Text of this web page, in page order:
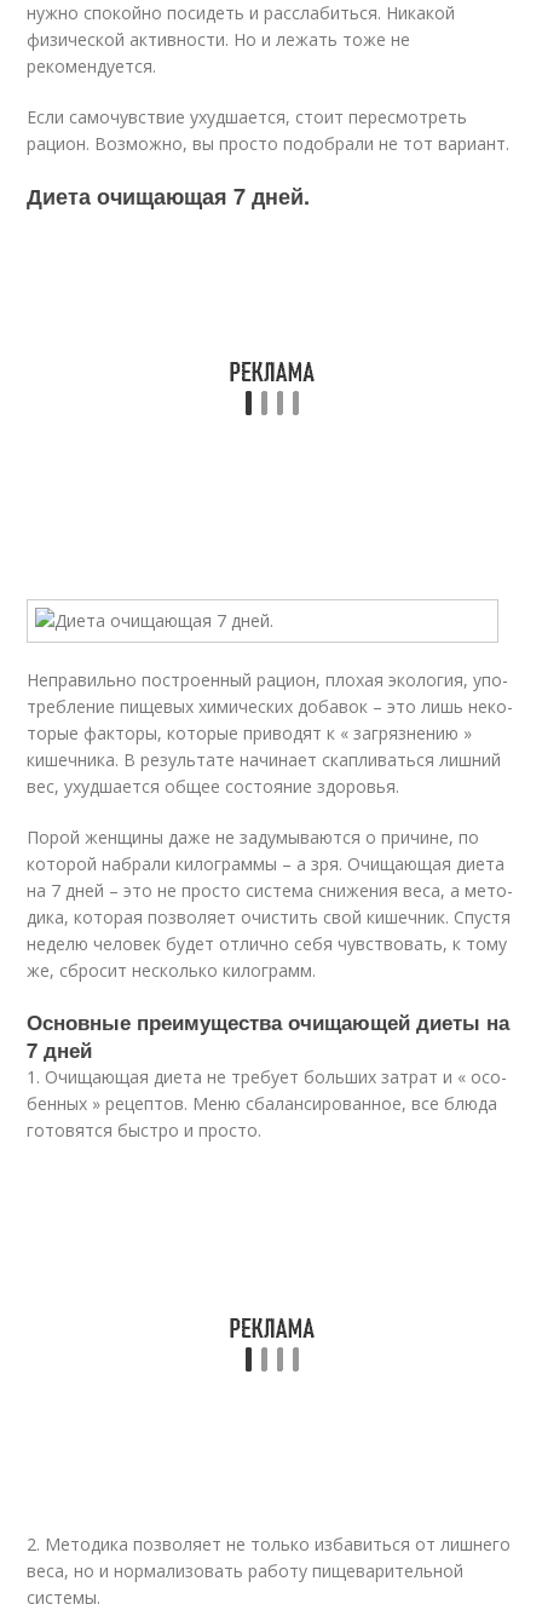
нужно спокойно посидеть и расслабиться. Никакой
физической активности. Но и лежать тоже не
рекомендуется.
Если самочувствие ухудшается, стоит пересмотреть
рацион. Возможно, вы просто подобрали не тот вариант.
Диета очищающая 7 дней.
Непра­виль­но постро­ен­ный раци­он, пло­хая эко­ло­гия, упо­
треб­ле­ние пище­вых хими­че­ских доба­вок – это лишь неко­
то­рые фак­то­ры, кото­рые при­во­дят к « загряз­не­нию »
кишеч­ни­ка. В резуль­та­те начи­на­ет скап­ли­вать­ся лиш­ний
вес, ухуд­ша­ет­ся общее состо­я­ние здо­ро­вья.
Порой жен­щи­ны даже не заду­мы­ва­ют­ся о при­чине, по
кото­рой набра­ли кило­грам­мы – а зря. Очи­ща­ю­щая дие­та
на 7 дней – это не про­сто систе­ма сни­же­ния веса, а мето­
ди­ка, кото­рая поз­во­ля­ет очи­стить свой кишеч­ник. Спу­стя
неде­лю чело­век будет отлич­но себя чув­ство­вать, к тому
же, сбро­сит несколь­ко кило­грамм.
Основ­ные пре­иму­ще­ства очи­ща­ю­щей дие­ты на
7 дней
1. Очи­ща­ю­щая дие­та не тре­бу­ет боль­ших затрат и « осо­
бен­ных » рецеп­тов. Меню сба­лан­си­ро­ван­ное, все блю­да
гото­вят­ся быст­ро и про­сто.
2. Мето­ди­ка поз­во­ля­ет не толь­ко изба­вить­ся от лиш­не­го
веса, но и нор­ма­ли­зо­вать рабо­ту пище­ва­ри­тель­ной
систе­мы.